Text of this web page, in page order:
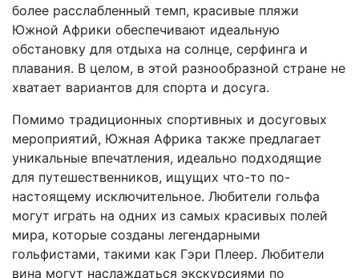
более расслабленный темп, красивые пляжи
Южной Африки обеспечивают идеальную
обстановку для отдыха на солнце, серфинга и
плавания. В целом, в этой разнообразной стране не
хватает вариантов для спорта и досуга.
Помимо традиционных спортивных и досуговых
мероприятий, Южная Африка также предлагает
уникальные впечатления, идеально подходящие
для путешественников, ищущих что-то по-
настоящему исключительное. Любители гольфа
могут играть на одних из самых красивых полей
мира, которые созданы легендарными
гольфистами, такими как Гэри Плеер. Любители
вина могут наслаждаться экскурсиями по